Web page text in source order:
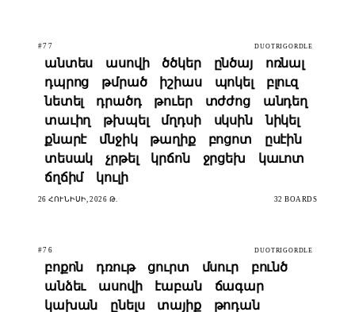
#77 DUOTRIGORDLE
անտես ասովի ծծկեր ընծայ
ոռնալ
դպրոց
թմրած իշիաս պոկել
բլուզ
նետել
դրածդ թուեր տժժոց
անդեղ
տաւիղ
թխպել մղդսի սկսին
նիկել
քնարէ
մնջիկ թաղիք բոցոտ
ըսէին
տեսակ
չրթել կրճոն ջրցեխ
կաւոտ
ճղճիմ
կուլի
26 ՀՈՒՆԻՍԻ, 2026 Թ. 32 BOARDS
#76 DUOTRIGORDLE
բոքոն դռութ ցուրտ մսուր
բունծ
անձեւ
ասովի էաբան
ճագար
կախան
ընելս տայիք
թոդան